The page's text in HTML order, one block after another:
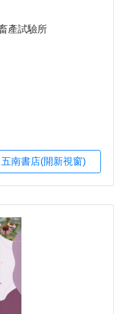
產試驗所
五南書店(開新視窗)